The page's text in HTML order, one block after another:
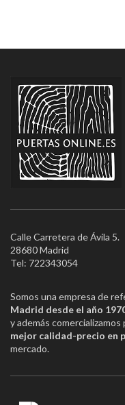
Calle Carretera de Ávila 5.
28680 Madrid
Tel: 722343054
Somos una empresa de
Madrid desde el año
y además
mejor calidad-precio en
mercado.